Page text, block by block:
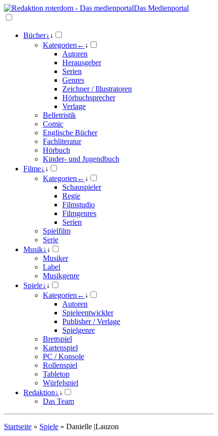
Das Medienportal
Bücher↓ ↓
Kategorien ← ↓
Autoren
Herausgeber
Serien
Genres
Zeichner / Illustratoren
Hörbuchsprecher
Verlage
Belletristik
Comic
Englische Bücher
Fachliteratur
Hörbuch
Kinder- und Jugendbuch
Filme↓ ↓
Kategorien ← ↓
Schauspieler
Regie
Filmstudio
Filmgenres
Serien
Spielfilm
Serie
Musik↓ ↓
Musiker
Label
Musikgenre
Spiele↓ ↓
Kategorien ← ↓
Autoren
Spieleentwickler
Publisher / Verlage
Spielgenre
Brettspiel
Kartenspiel
PC / Konsole
Rollenspiel
Tabletop
Würfelspiel
Redaktion↓ ↓
Das Team
Startseite » Spiele » Danielle |Lauzon